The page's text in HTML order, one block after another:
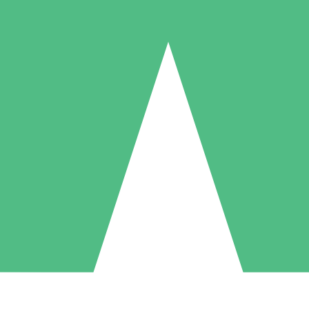
Packs de Crédits Individuels
à l'utilisation avec des crédits de téléchargement. Sans engagement
5 Téléchargements
US$